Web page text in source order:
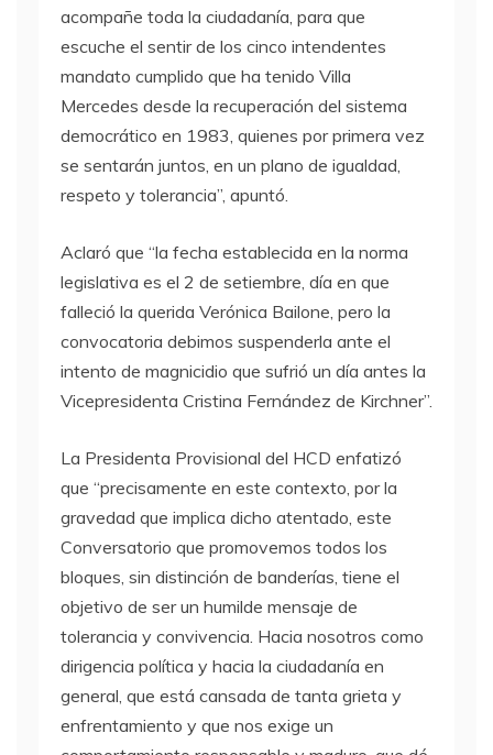
acompañe toda la ciudadanía, para que
escuche el sentir de los cinco intendentes
mandato cumplido que ha tenido Villa
Mercedes desde la recuperación del sistema
democrático en 1983, quienes por primera vez
se sentarán juntos, en un plano de igualdad,
respeto y tolerancia”, apuntó.
Aclaró que “la fecha establecida en la norma
legislativa es el 2 de setiembre, día en que
falleció la querida Verónica Bailone, pero la
convocatoria debimos suspenderla ante el
intento de magnicidio que sufrió un día antes la
Vicepresidenta Cristina Fernández de Kirchner”.
La Presidenta Provisional del HCD enfatizó
que “precisamente en este contexto, por la
gravedad que implica dicho atentado, este
Conversatorio que promovemos todos los
bloques, sin distinción de banderías, tiene el
objetivo de ser un humilde mensaje de
tolerancia y convivencia. Hacia nosotros como
dirigencia política y hacia la ciudadanía en
general, que está cansada de tanta grieta y
enfrentamiento y que nos exige un